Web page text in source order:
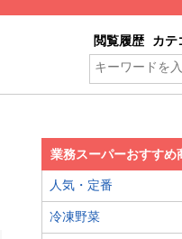
閲覧履歴 カテ
業務スーパーおすすめ
人気・定番
冷凍野菜